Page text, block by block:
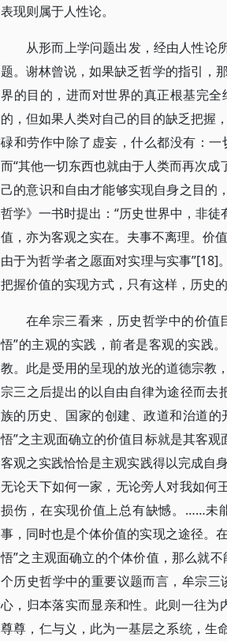
表现则属于人性论。
从形而上学问题出发，经由人性论
题。谢林曾说，如果缺乏哲学的指引，
界的目的，进而对世界的真正根基完
的，但如果人类对自己的目的缺乏把握
碌和劳作中除了虚妄，什么都没有：
而“其他一切东西也就由于人类而再次
己的意识和自由才能够实现自身之目的
哲学》一书时提出：“历史世界中，非
值，亦为客观之实在。夫事不离理。价
由于为哲学者之愿面对实理与实事
把握价值的实现方式，只有这样，历史
在牟宗三看来，历史哲学中的价值
悟”的主观的实践，前者是客观的实践
教。此是受用的呈现的放光的道德宗教
宗三之后提出的以自由自律为途径而去
族的历史、国家的创建、政道和治道
悟”之主观面确立的价值目标就是其客
客观之实践恰恰是主观实践得以完成自
无论天下如何一家，无论旁人对我如何
损伤，在实现价值上总有缺憾。……未
事，同时也是个体价值的实现之途径。
悟”之主观面确立的个体价值，那么就
个历史哲学中的重要议题而言，牟宗
心，归本落实而显亲和性。此则一往
尊尊，仁与义，此为一基层之系统，生